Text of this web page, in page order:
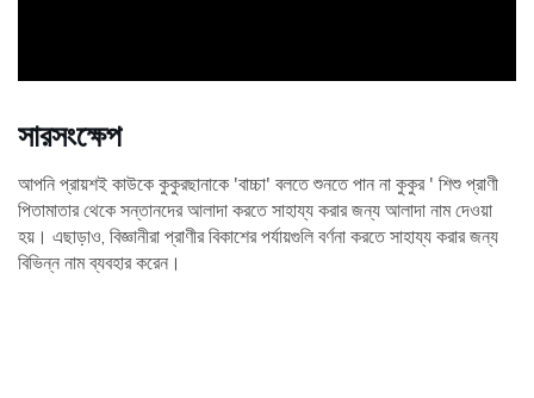
সারসংক্ষেপ
আপনি প্রায়শই কাউকে কুকুরছানাকে 'বাচ্চা' বলতে শুনতে পান না কুকুর ' শিশু প্রাণী
পিতামাতার থেকে সন্তানদের আলাদা করতে সাহায্য করার জন্য আলাদা নাম দেওয়া
হয়। এছাড়াও, বিজ্ঞানীরা প্রাণীর বিকাশের পর্যায়গুলি বর্ণনা করতে সাহায্য করার জন্য
বিভিন্ন নাম ব্যবহার করেন।